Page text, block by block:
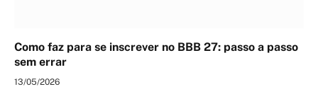
Como faz para se inscrever no BBB 27: passo a passo
sem errar
13/05/2026